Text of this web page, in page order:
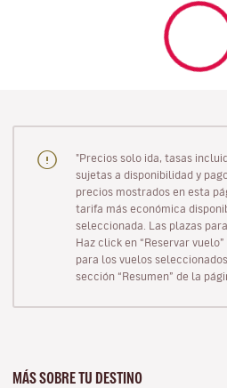
"Precios solo ida, tasas
sujetas a disponibilidad y
precios mostrados en esta
tarifa más económica
seleccionada. Las plazas
Haz click en “Reservar
para los vuelos
sección “Resumen” de la
MÁS SOBRE TU DESTINO